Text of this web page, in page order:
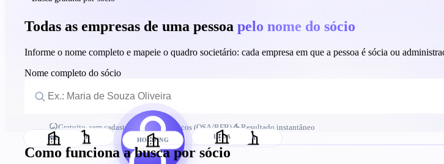
Todas as empresas de uma pessoa pelo nome do sócio
Informe o nome completo e mapeie o quadro societário: cada empresa em que a pessoa é sócia ou
Nome completo do sócio
Gratuito, sem cadastro Dados públicos (QSA/RFB) Resultado instantâneo
HOLDING S.A.
LTDA
EPP
ME
Como funciona a busca por sócio